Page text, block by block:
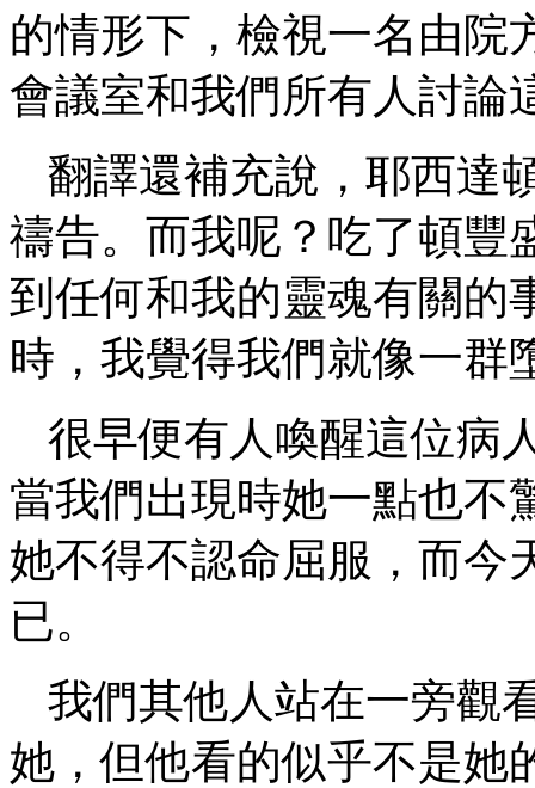
的情形下，檢視一名由院
會議室和我們所有人討論
翻譯還補充說，耶西達
禱告。而我呢？吃了頓豐
到任何和我的靈魂有關的
時，我覺得我們就像一群
很早便有人喚醒這位病
當我們出現時她一點也不
她不得不認命屈服，而今
已。
我們其他人站在一旁觀
她，但他看的似乎不是她